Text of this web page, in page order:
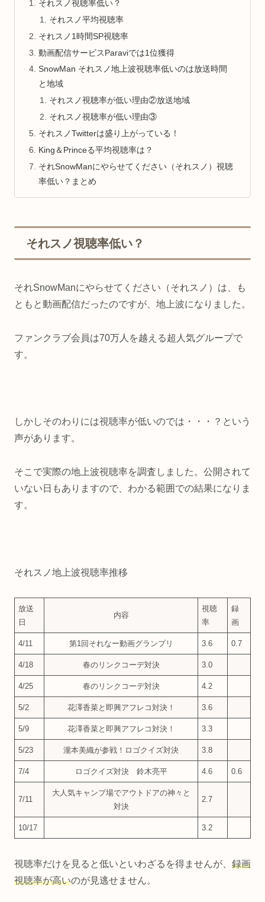
それスノ視聴率低い？
それスノ平均視聴率
それスノ1時間SP視聴率
動画配信サービスParaviでは1位獲得
SnowMan それスノ地上波視聴率低いのは放送時間
と地域
それスノ視聴率が低い理由②放送地域
それスノ視聴率が低い理由③
それスノTwitterは盛り上がっている！
King＆Princeる平均視聴率は？
それSnowManにやらせてください（それスノ）視聴
率低い？まとめ
それスノ視聴率低い？
それSnowManにやらせてください（それスノ）は、も
ともと動画配信だったのですが、地上波になりました。
ファンクラブ会員は70万人を越える超人気グループで
す。
しかしそのわりには視聴率が低いのでは・・・？という
声があります。
そこで実際の地上波視聴率を調査しました。公開されて
いない日もありますので、わかる範囲での結果になりま
す。
それスノ地上波視聴率推移
放送
日
内容
視聴
率
録
画
4/11 第1回それなー動画グランプリ 3.6 0.7
4/18 春のリンクコーデ対決 3.0
4/25 春のリンクコーデ対決 4.2
5/2 花澤香菜と即興アフレコ対決！ 3.6
5/9 花澤香菜と即興アフレコ対決！ 3.3
5/23 瀧本美織が参戦！ロゴクイズ対決 3.8
7/4 ロゴクイズ対決 鈴木亮平 4.6 0.6
7/11
大人気キャンプ場でアウトドアの神々と
対決
2.7
10/17 3.2
視聴率だけを見ると低いといわざるを得ませんが、 録画
視聴率が高いのが見逃せません。